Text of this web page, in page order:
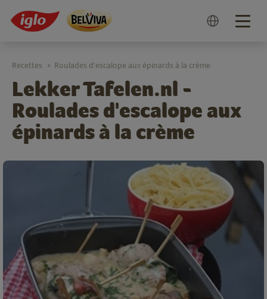
Lekker Tafelen.nl -
Roulades d'escalope aux
épinards à la crème
Recettes > Roulades d'escalope aux épinards à la crème